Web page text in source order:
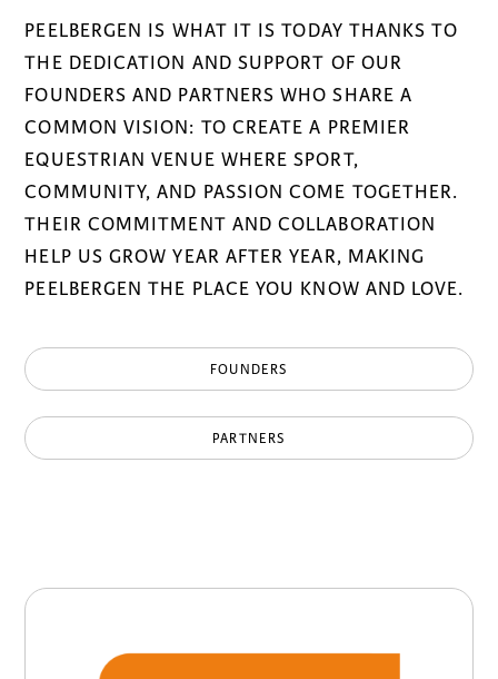
PEELBERGEN IS WHAT IT IS TODAY THANKS TO
THE DEDICATION AND SUPPORT OF OUR
FOUNDERS AND PARTNERS WHO SHARE A
COMMON VISION: TO CREATE A PREMIER
EQUESTRIAN VENUE WHERE SPORT,
COMMUNITY, AND PASSION COME TOGETHER.
THEIR COMMITMENT AND COLLABORATION
HELP US GROW YEAR AFTER YEAR, MAKING
PEELBERGEN THE PLACE YOU KNOW AND LOVE.
FOUNDERS
PARTNERS